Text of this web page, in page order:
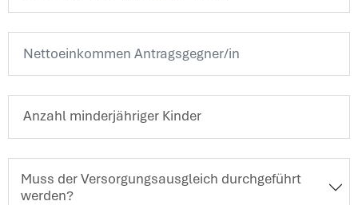
Muss der Versorgungsausgleich durchgeführt
werden?